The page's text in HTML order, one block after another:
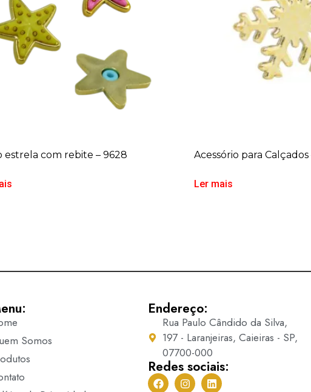
estrela com rebite – 9628 Acessório para Calçados
Ler mais
Somos
Endereço:
Rua Paulo Cândido da Silva,
197 - Laranjeiras, Caieiras - SP,
07700-000
Redes sociais: